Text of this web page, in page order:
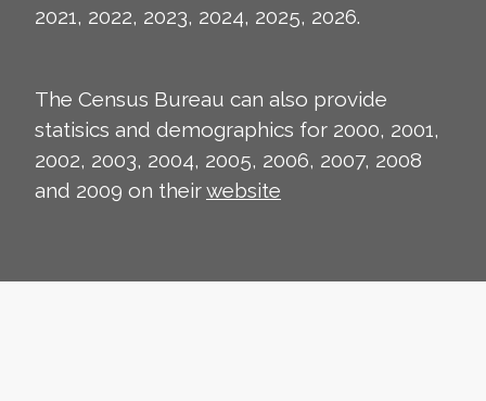
2021, 2022, 2023, 2024, 2025, 2026.
The Census Bureau can also provide
statisics and demographics for 2000, 2001,
2002, 2003, 2004, 2005, 2006, 2007, 2008
and 2009 on theirwebsite